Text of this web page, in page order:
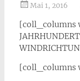
Mai 1, 2016
[coll_columns
[coll_columns